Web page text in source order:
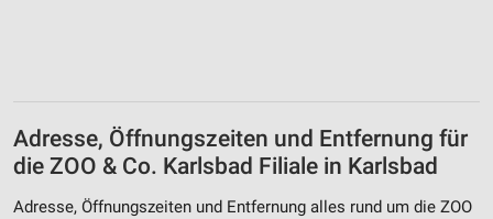
Adresse, Öffnungszeiten und Entfernung für
die ZOO & Co. Karlsbad Filiale in Karlsbad
Adresse, Öffnungszeiten und Entfernung alles rund um die ZOO